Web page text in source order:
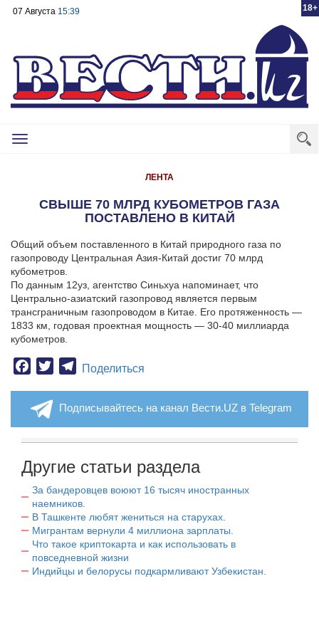
18+
07 Августа 15:39
Toggle
ЛЕНТА
СВЫШЕ 70 МЛРД КУБОМЕТРОВ ГАЗА
ПОСТАВЛЕНО В КИТАЙ
Общий объем поставленного в Китай природного газа по
газопроводу Центральная Азия-Китай достиг 70 млрд
кубометров.
По данным 12уз, агентство Синьхуа напоминает, что
Центрально-азиатский газопровод является первым
трансграничным газопроводом в Китае. Его протяженность —
1833 км, годовая проектная мощность — 30-40 миллиарда
кубометров.
Facebook
TwitterTelegram
Поделиться
Подписывайтесь на канал Вести.UZ в Telegram
Другие статьи раздела
За бандеровцев воюют 16 тысяч иностранных
наемников.
В Ташкенте любят жениться на старухах.
Мигрантам вернули 4 миллиона зарплаты.
Что такое криптокарта и как использовать в
повседневной жизни
Индийцы и белорусы подкармливают Узбекистан.